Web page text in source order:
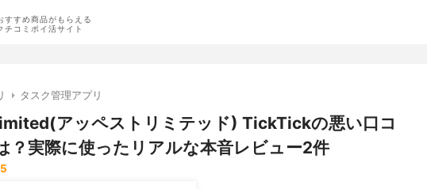
すすめ商品がもらえる
チコミポイ活サイト
タスク管理アプリ
アッペストリミテッド) TickTickの悪い口コ
？実際に使ったリアルな本音レビュー2件